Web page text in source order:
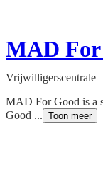
MAD For
Vrijwilligerscentrale
MAD For Good is a
Good ... Toon meer